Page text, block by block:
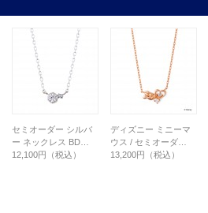
セミオーダー シルバ
ー ネックレス BD…
12,100円（税込）
ディズニー ミニーマ
ウス / セミオーダ…
13,200円（税込）